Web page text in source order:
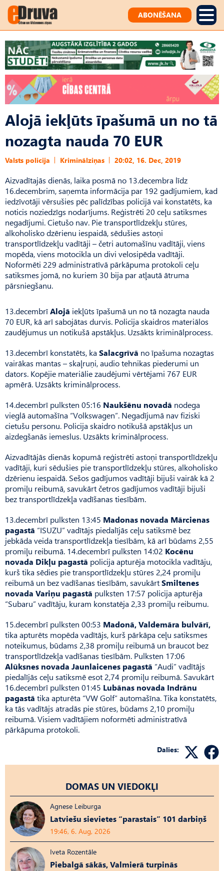
ABONĒŠANA
Alojā iekļūts īpašumā un no tā
nozagta nauda 70 EUR
Valsts policija Kriminālziņas 20:02, 16. Dec, 2019
Aizvadītajās dienās, laika posmā no 13.decembra līdz
16.decembrim, saņemta informācija par 192 gadījumiem, kad
iedzīvotāji vērsušies pēc palīdzības policijā vai konstatēts, ka
noticis noziedzīgs nodarījums. Reģistrēti 20 ceļu satiksmes
negadījumi. Cietušo nav. Pie transportlīdzekļu stūres,
alkoholisko dzērienu iespaidā, sēdušies astoņi
transportlīdzekļu vadītāji – četri automašīnu vadītāji, viens
mopēda, viens motocikla un divi velosipēda vadītāji.
Noformēti 229 administratīvā pārkāpuma protokoli ceļu
satiksmes jomā, no kuriem 30 bija par atļautā ātruma
pārsniegšanu.
13.decembrīAlojā iekļūts īpašumā un no tā nozagta nauda
70 EUR, kā arī sabojātas durvis. Policija skaidros materiālos
zaudējumus un notikušā apstākļus. Uzsākts kriminālprocess.
13.decembrī konstatēts, ka Salacgrīvā no īpašuma nozagtas
vairākas mantas – skaļruņi, audio tehnikas piederumi un
dators. Kopējie materiālie zaudējumi vērtējami 767 EUR
apmērā. Uzsākts kriminālprocess.
14.decembrī pulksten 05:16 Naukšēnu novadā nodega
vieglā automašīna “Volkswagen”. Negadījumā nav fiziski
cietušu personu. Policija skaidro notikušā apstākļus un
aizdegšanās iemeslus. Uzsākts kriminālprocess.
Aizvadītājās dienās kopumā reģistrēti astoņi transportlīdzekļu
vadītāji, kuri sēdušies pie transportlīdzekļu stūres, alkoholisko
dzērienu iespaidā. Sešos gadījumos vadītāji bijuši vairāk kā 2
promiļu reibumā, savukārt četros gadījumos vadītāji bijuši
bez transportlīdzekļa vadīšanas tiesībām.
13.decembrī pulksten 13:45 Madonas novada Mārcienas
pagastā “ISUZU” vadītājs piedalījās ceļu satiksmē bez
jebkāda veida transportlīdzekļa tiesībām, kā arī būdams 2,55
promiļu reibumā. 14.decembrī pulksten 14:02 Kocēnu
novada Dikļu pagastā policija apturēja motocikla vadītāju,
kurš tika sēdies pie transportlīdzekļu stūres 2,24 promiļu
reibumā un bez vadīšanas tiesībām, savukārtSmiltenes
novada Variņu pagastā pulksten 17:57 policija apturēja
“Subaru” vadītāju, kuram konstatēja 2,33 promiļu reibumu.
15.decembrī pulksten 00:53 Madonā, Valdemāra bulvārī,
tika apturēts mopēda vadītājs, kurš pārkāpa ceļu satiksmes
noteikumus, būdams 2,38 promiļu reibumā un braucot bez
transportlīdzekļa vadīšanas tiesībām. Pulksten 17:06
Alūksnes novada Jaunlaicenes pagastā “Audi” vadītājs
piedalījās ceļu satiksmē esot 2,74 promiļu reibumā. Savukārt
16.decembrī pulksten 01:45 Lubānas novada Indrānu
pagastā tika apturēta “VW Golf” automašīna. Tika konstatēts,
ka tās vadītājs atradās pie stūres, būdams 2,10 promiļu
reibumā. Visiem vadītājiem noformēti administratīvā
pārkāpuma protokoli.
Dalies:
DOMAS UN VIEDOKĻI
Agnese Leiburga
Latviešu sievietes “parastais” 101 darbiņš
19:46, 6. Aug, 2026
Iveta Rozentāle
Piebalgā sākās, Valmierā turpinās